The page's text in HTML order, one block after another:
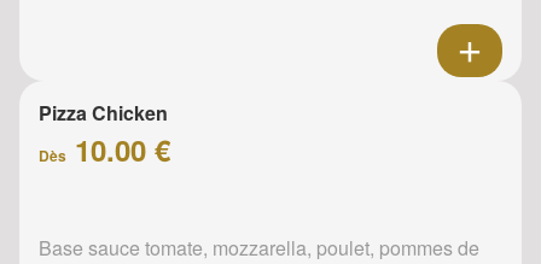
Pizza Chicken
Dès 10.00 €
Base sauce tomate, mozzarella, poulet, pommes de